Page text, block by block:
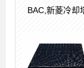
BAC,新菱冷却